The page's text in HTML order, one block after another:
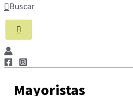
Buscar
Mayoristas